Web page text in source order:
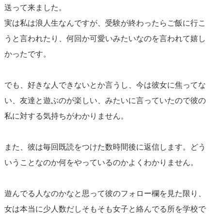
送って来ました。
実は私は浪人生なんですが、受験が終わったらご飯に行こ
うと言われたり、何回か可愛いみたいなのを言われて嬉し
かったです。
でも、好きな人できないとか言うし、今は彼女に焦ってな
い、友達と遊ぶのが楽しい、みたいに言っていたので彼の
私に対する気持ちがわかりません。
また、彼は毎回既読をつけた数時間後に返信します。どう
いうことなのか何をやっているのかよくわかりません。
遊んでる人なのかなと思って彼のフォロー欄を見た限り、
女は本当に少人数だしそもそも女子と絡んでる所を学校で